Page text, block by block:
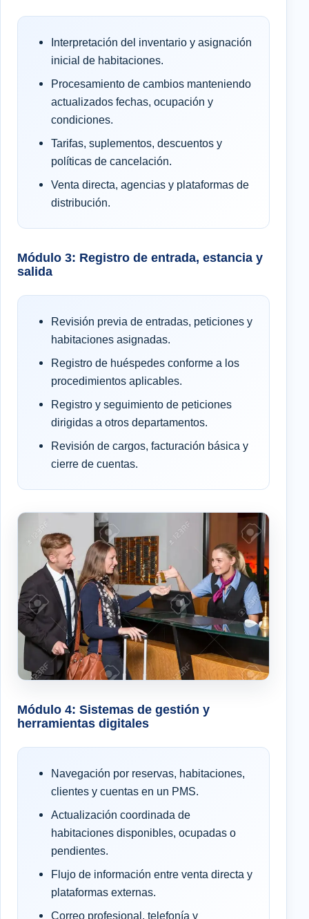
Interpretación del inventario y asignación
inicial de habitaciones.
Procesamiento de cambios manteniendo
actualizados fechas, ocupación y
condiciones.
Tarifas, suplementos, descuentos y
políticas de cancelación.
Venta directa, agencias y plataformas de
distribución.
Módulo 3: Registro de entrada, estancia y
salida
Revisión previa de entradas, peticiones y
habitaciones asignadas.
Registro de huéspedes conforme a los
procedimientos aplicables.
Registro y seguimiento de peticiones
dirigidas a otros departamentos.
Revisión de cargos, facturación básica y
cierre de cuentas.
Módulo 4: Sistemas de gestión y
herramientas digitales
Navegación por reservas, habitaciones,
clientes y cuentas en un PMS.
Actualización coordinada de
habitaciones disponibles, ocupadas o
pendientes.
Flujo de información entre venta directa y
plataformas externas.
Correo profesional, telefonía y